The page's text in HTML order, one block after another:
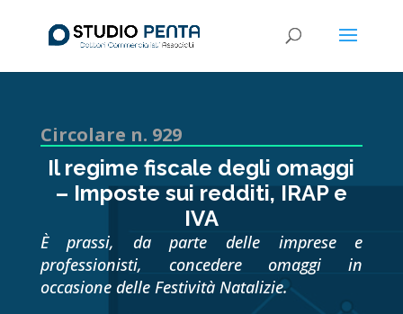
Circolare n. 929
Il regime fiscale degli omaggi
– Imposte sui redditi, IRAP e
IVA
È prassi, da parte delle imprese e
professionisti, concedere omaggi in
occasione delle Festività Natalizie.